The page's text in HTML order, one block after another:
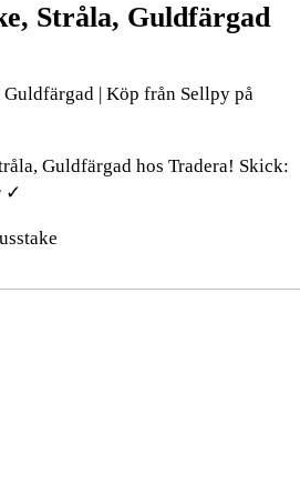
Stråla, Guldfärgad
| Köp från Sellpy på
Guldfärgad hos Tradera! Skick:
✓